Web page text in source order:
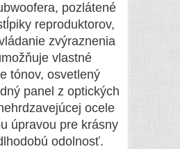
pozlátené
reproduktorov,
zvýraznenia
vlastné
tónov, osvetlený
panel z optických
ocele
úpravou pre krásny
odolnosť.